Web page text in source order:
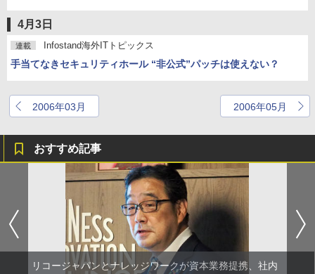
4月3日
連載 Infostand海外ITトピックス
手当てなきセキュリティホール “非公式”パッチは使えない？
2006年03月 2006年05月
おすすめ記事
リコージャパンとナレッジワークが資本業務提携、社内